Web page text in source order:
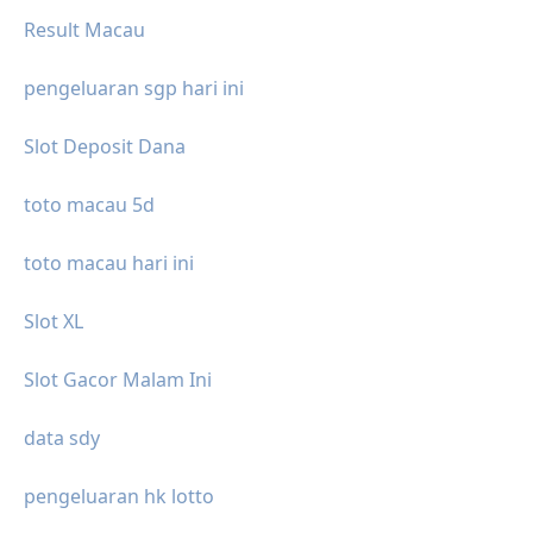
Result Macau
pengeluaran sgp hari ini
Slot Deposit Dana
toto macau 5d
toto macau hari ini
Slot XL
Slot Gacor Malam Ini
data sdy
pengeluaran hk lotto